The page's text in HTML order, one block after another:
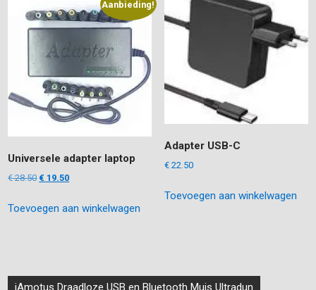
Aanbieding!
Universele adapter laptop
€28.50 Oorspronkelijke
was:
€ 19.50Huidige
is:
Toevoegen aan winkelwagen
Adapter USB-C
€22.50
Toevoegen aan winkelwagen
Bericht
iAmotus Draadloze USB en Bluetooth Muis Ultradun